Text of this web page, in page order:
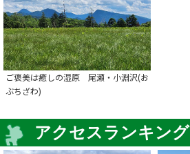
ご褒美は癒しの湿原 尾瀬・小淵沢(お
ぶちざわ)
アクセスランキング